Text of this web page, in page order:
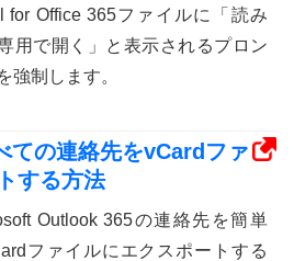
for Office 365ファイルに「読み
用で開く」と表示されるプロン
強制します。
ての連絡先をvCardファ
する方法
Outlook 365の連絡先を簡単
ファイルにエクスポートする